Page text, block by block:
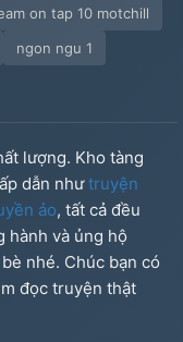
on tap 10 motchill
ngon ngu 1
lượng. Kho tàng
dẫn nhưtruyện
ảo, tất cả đều
hành và ủng hộ
nhé. Chúc bạn có
đọc truyện thật